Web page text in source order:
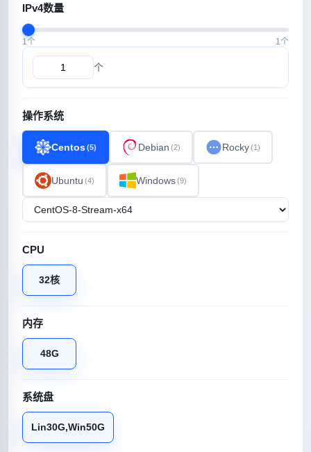
IPv4数量
1个 1个
个
操作系统
Centos(5) Debian (2) Rocky(1)
Ubuntu (4) Windows(9)
CPU
32核
内存
48G
系统盘
Lin30G,Win50G